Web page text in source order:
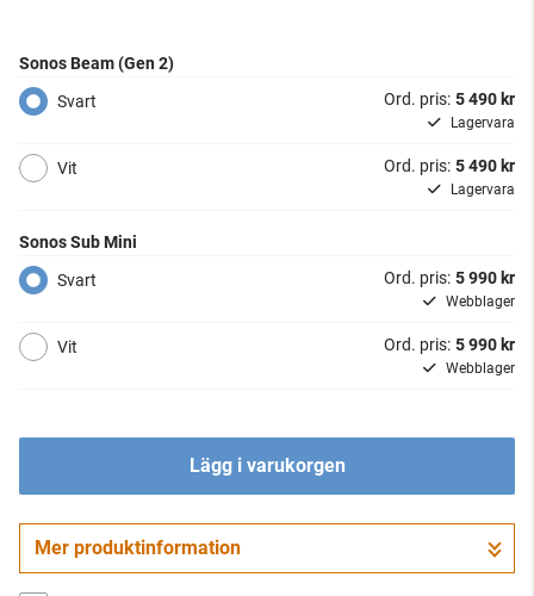
Sonos Beam (Gen 2)
Svart
Lagervara
Ord. pris: 5 490 kr
Vit
Lagervara
Ord. pris: 5 490 kr
Sonos Sub Mini
Svart
Webblager
Ord. pris: 5 990 kr
Vit
Webblager
Ord. pris: 5 990 kr
Lägg i varukorgen
Mer produktinformation